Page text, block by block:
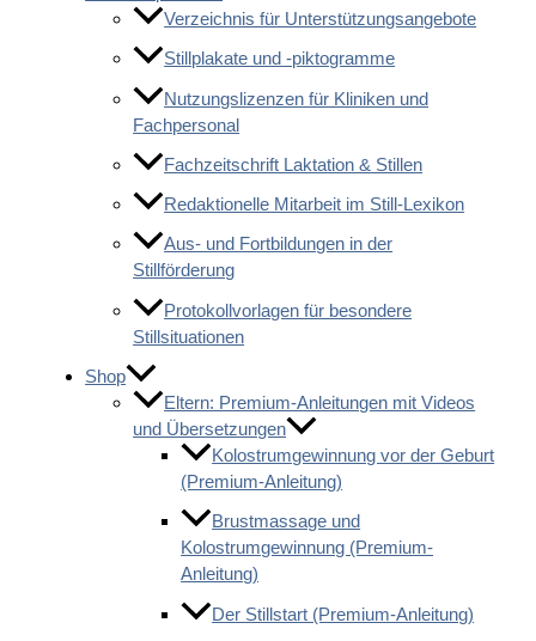
Verzeichnis für Unterstützungsangebote
Stillplakate und -piktogramme
Nutzungslizenzen für Kliniken und
Fachpersonal
Fachzeitschrift Laktation & Stillen
Redaktionelle Mitarbeit im Still-Lexikon
Aus- und Fortbildungen in der
Stillförderung
Protokollvorlagen für besondere
Stillsituationen
Shop
Eltern: Premium-Anleitungen mit Videos
und Übersetzungen
Kolostrumgewinnung vor der Geburt
(Premium-Anleitung)
Brustmassage und
Kolostrumgewinnung (Premium-
Anleitung)
Der Stillstart (Premium-Anleitung)